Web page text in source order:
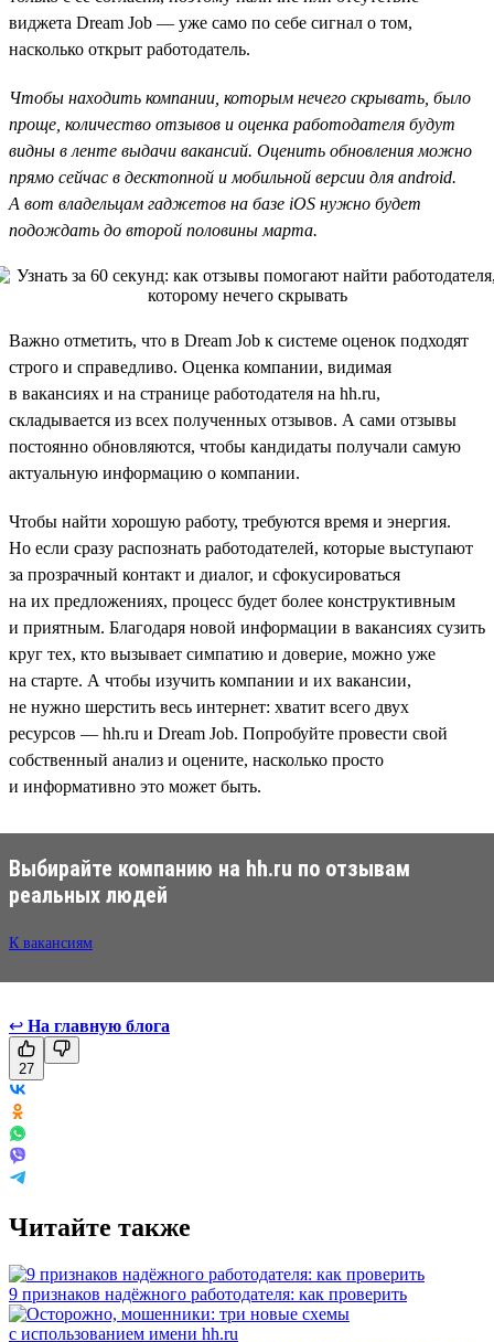
виджета Dream Job — уже само по себе сигнал о том,
насколько открыт работодатель.
Чтобы находить компании, которым нечего скрывать, было
проще, количество отзывов и оценка работодателя будут
видны в ленте выдачи вакансий. Оценить обновления можно
прямо сейчас в десктопной и мобильной версии для android.
А вот владельцам гаджетов на базе iOS нужно будет
подождать до второй половины марта.
Важно отметить, что в Dream Job к системе оценок подходят
строго и справедливо. Оценка компании, видимая
в вакансиях и на странице работодателя на hh.ru,
складывается из всех полученных отзывов. А сами отзывы
постоянно обновляются, чтобы кандидаты получали самую
актуальную информацию о компании.
Чтобы найти хорошую работу, требуются время и энергия.
Но если сразу распознать работодателей, которые выступают
за прозрачный контакт и диалог, и сфокусироваться
на их предложениях, процесс будет более конструктивным
и приятным. Благодаря новой информации в вакансиях сузить
круг тех, кто вызывает симпатию и доверие, можно уже
на старте. А чтобы изучить компании и их вакансии,
не нужно шерстить весь интернет: хватит всего двух
ресурсов — hh.ru и Dream Job. Попробуйте провести свой
собственный анализ и оцените, насколько просто
и информативно это может быть.
Выбирайте компанию на hh.ru по отзывам
реальных людей
К вакансиям
↩ На главную блога
27
Читайте также
9 признаков надёжного работодателя: как проверить